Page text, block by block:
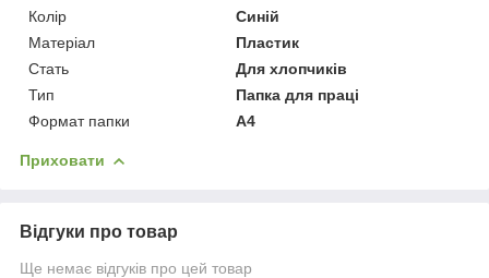
Колір
Синій
Матеріал
Пластик
Стать
Для хлопчиків
Тип
Папка для праці
Формат папки
А4
Приховати
Відгуки про товар
Ще немає відгуків про цей товар